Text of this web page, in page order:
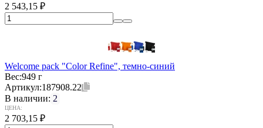
2 543,15 ₽
Welcome pack "Color Refine", темно-синий
Вес:949 г
Артикул:187908.22
В наличии: 2
ЦЕНА:
2 703,15 ₽